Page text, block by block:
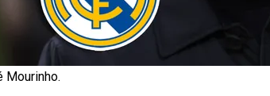
Mourinho.